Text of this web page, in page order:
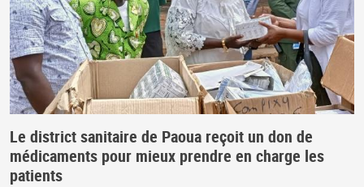
Le district sanitaire de Paoua reçoit un don de
médicaments pour mieux prendre en charge les
patients